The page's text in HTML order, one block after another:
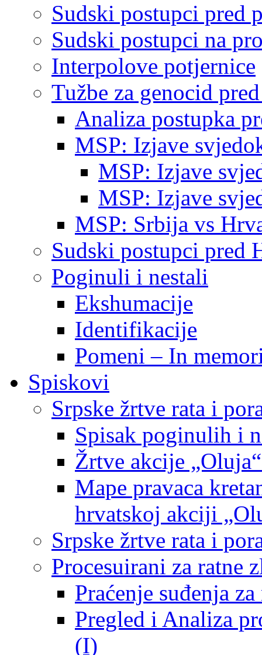
Sudski postupci pred
Sudski postupci na
Interpolove potjernice
Tužbe za genocid
Analiza postupka
MSP: Izjave
MSP: Izjave
MSP: Izjave
MSP: Srbija vs
Sudski postupci pred
Poginuli i nestali
Ekshumacije
Identifikacije
Pomeni – In
Spiskovi
Srpske žrtve rata i
Spisak poginulih i
Žrtve akcije
Mape pravaca
hrvatskoj akciji
Srpske žrtve rata i
Procesuirani za ratne
Praćenje suđenja
Pregled i Analiza
(I)